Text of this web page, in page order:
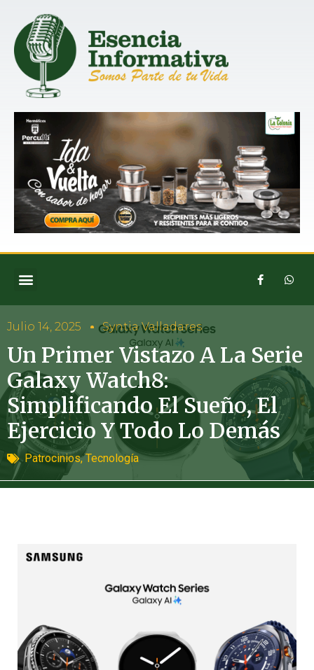
Julio 14, 2025 Syntia Valladares
Un Primer Vistazo A La Serie
Galaxy Watch8:
Simplificando El Sueño, El
Ejercicio Y Todo Lo Demás
Patrocinios,Tecnología